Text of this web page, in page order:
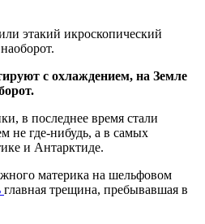
этакий икроскопический
с охлаждением, на Земле
в последнее время стали
не где-нибудь, а в самых
и Антарктиде.
материка на шельфовом
главная трещина, пребывавшая в